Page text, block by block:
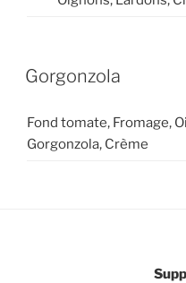
Gorgonzola
Fond tomate, Fromage,
Gorgonzola, Crème